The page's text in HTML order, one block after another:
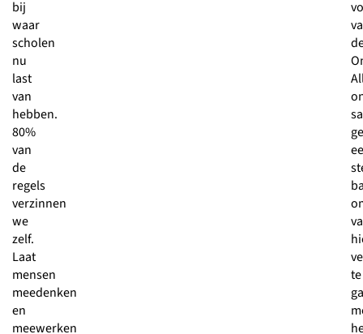
bij
waar
scholen
nu
last
van
hebben.
80%
van
de
regels
verzinnen
we
zelf.
Laat
mensen
meedenken
en
meewerken
te